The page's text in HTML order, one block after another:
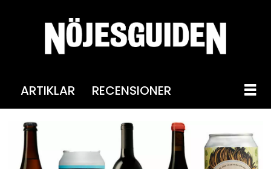
ARTIKLAR RECENSIONER